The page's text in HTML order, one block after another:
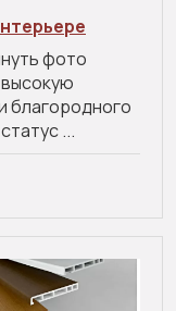
фото
благородного
...